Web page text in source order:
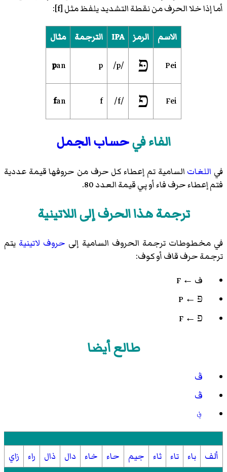
أما إذا خلا الحرف من نقطة التشديد يلفظ مثل [f]:
الاسم الرمز IPA الترجمة مثال
Pei פּ /p/
p
pan
Fei פ /f/
f
fan
الفاء فيحساب الجمل
في اللغات السامية تم إعطاء كل حرف من حروفها قيمة عددية
فتم إعطاء حرف فاء أو پي قيمة العدد 80.
ترجمة هذا الحرف إلى اللاتينية
في مخطوطات ترجمة الحروف السامية إلى حروف لاتينية يتم
ترجمة حرف قاف أو كوف:
ف ← F
פּ ← P
פ ← F
طالع أيضا
ڤ
ڤ
؋
ألف باء تاء ثاء جيم حاء خاء دال ذال راء زاي